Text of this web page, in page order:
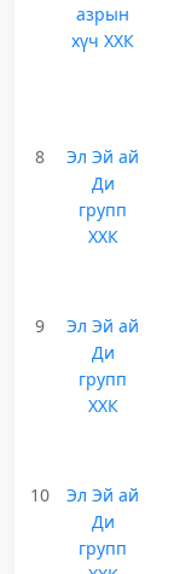
азрын
хүч ХХК
8
Эл Эй ай
Ди
групп
ХХК
9
Эл Эй ай
Ди
групп
ХХК
10
Эл Эй ай
Ди
групп